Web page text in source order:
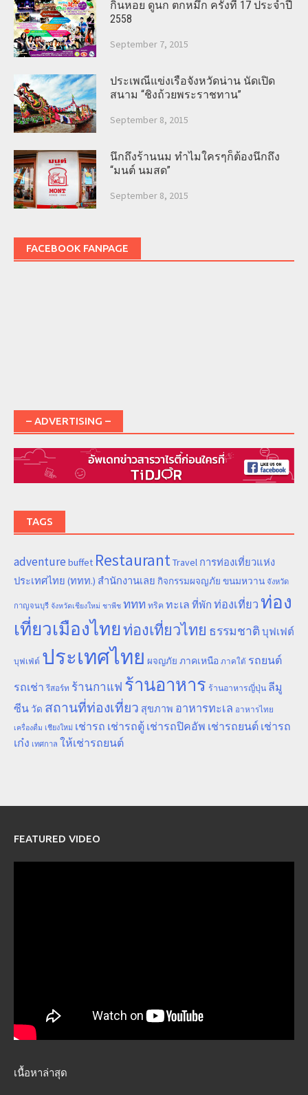
กินหอย ดูนก ตกหมึก ครั้งที่ 17 ประจำปี
2558
September 7, 2015
ประเพณีแข่งเรือจังหวัดน่าน นัดเปิด
สนาม “ชิงถ้วยพระราชทาน”
September 8, 2015
นึกถึงร้านนม ทำไมใครๆก็ต้องนึกถึง
“มนต์ นมสด”
September 8, 2015
FACEBOOK FANPAGE
– ADVERTISING –
TAGS
adventure buffet RestaurantTravel การท่องเที่ยวแห่ง
ประเทศไทย (ททท.) สำนักงานเลย กิจกรรมผจญภัย ขนมหวาน จังหวัด
กาญจนบุรี จังหวัดเชียงใหม่ ชาพีช ททท ทริค ทะเล ที่พัก ท่องเที่ยวท่อง
เที่ยวเมืองไทยท่องเที่ยวไทย ธรรมชาติ บุฟเฟต์
บุฟเฟ่ต์ ประเทศไทย ผจญภัย ภาคเหนือ ภาคใต้ รถยนต์
รถเช่า รีสอร์ท ร้านกาแฟ ร้านอาหาร ร้านอาหารญี่ปุ่น ลีมู
ซีน วัด สถานที่ท่องเที่ยว สุขภาพ อาหารทะเล อาหารไทย
เครื่องดื่ม เชียงใหม่ เช่ารถ เช่ารถตู้ เช่ารถปิคอัพ เช่ารถยนต์ เช่ารถ
เก๋ง เทศกาล ให้เช่ารถยนต์
FEATURED VIDEO
เนื้อหาล่าสุด